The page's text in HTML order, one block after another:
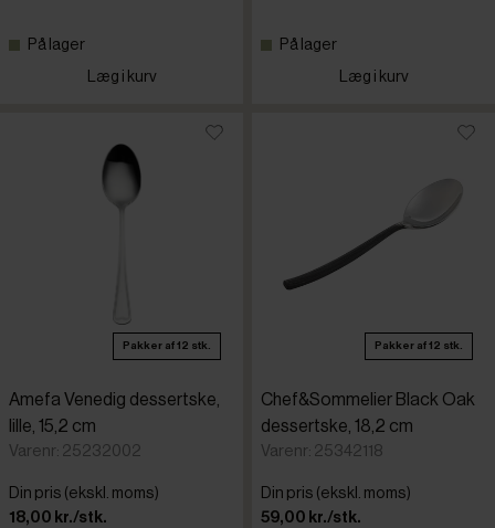
På lager
Læg i kurv
På lager
Læg i kurv
Pakker af 12 stk.
Amefa Venedig dessertske,
lille, 15,2 cm
Varenr: 25232002
Din pris (ekskl. moms)
18,00 kr./stk.
Pakker af 12 stk.
Chef&Sommelier Black Oak
dessertske, 18,2 cm
Varenr: 25342118
Din pris (ekskl. moms)
59,00 kr./stk.